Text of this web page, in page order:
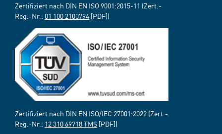
Zertifiziert nach DIN EN ISO 9001:2015-11 (Zert.-
Reg.-Nr.: 01 100 2100794 [PDF])
Zertifiziert nach DIN EN ISO/IEC 27001:2022 (Zert.-
Reg.-Nr.: 12 310 69718 TMS [PDF])